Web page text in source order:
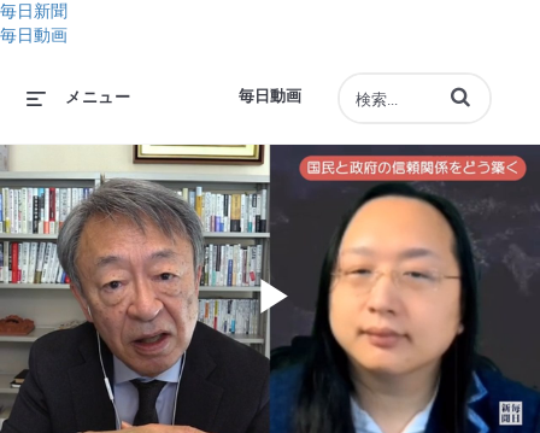
毎日新聞
毎日動画
毎日動画
メニュー 動画の検索語句
Play